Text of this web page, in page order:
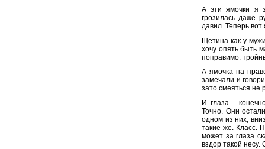
А эти ямочки я
грозилась даже
давил. Теперь вот
Щетина как у
хочу опять быть
поправимо:
А ямочка на
замечали и
зато смеяться не
И глаза -
Точно. Они
одном из них,
такие же. Класс.
может за глаза
вздор такой несу.